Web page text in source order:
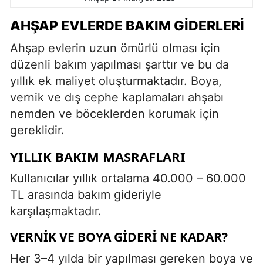
AHŞAP EVLERDE BAKIM GIDERLERI
Ahşap evlerin uzun ömürlü olması için
düzenli bakım yapılması şarttır ve bu da
yıllık ek maliyet oluşturmaktadır. Boya,
vernik ve dış cephe kaplamaları ahşabı
nemden ve böceklerden korumak için
gereklidir.
YILLIK BAKIM MASRAFLARI
Kullanıcılar yıllık ortalama 40.000 – 60.000
TL arasında bakım gideriyle
karşılaşmaktadır.
VERNIK VE BOYA GIDERI NE KADAR?
Her 3–4 yılda bir yapılması gereken boya ve